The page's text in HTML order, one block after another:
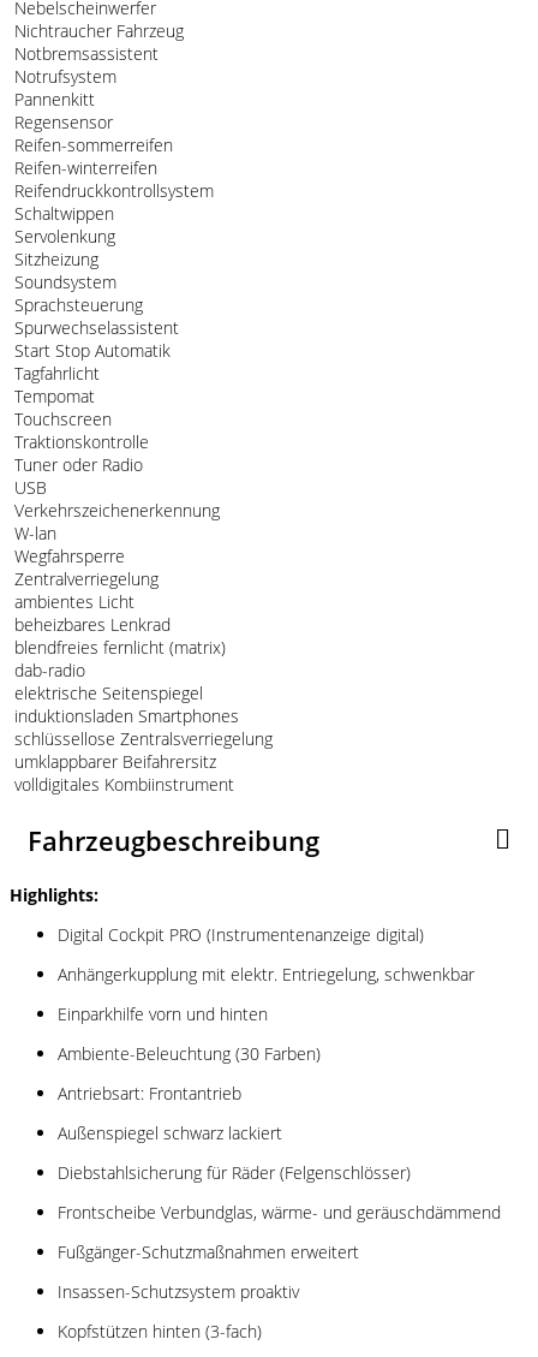
Nebelscheinwerfer
Nichtraucher Fahrzeug
Notbremsassistent
Notrufsystem
Pannenkitt
Regensensor
Reifen-sommerreifen
Reifen-winterreifen
Reifendruckkontrollsystem
Schaltwippen
Servolenkung
Sitzheizung
Soundsystem
Sprachsteuerung
Spurwechselassistent
Start Stop Automatik
Tagfahrlicht
Tempomat
Touchscreen
Traktionskontrolle
Tuner oder Radio
USB
Verkehrszeichenerkennung
W-lan
Wegfahrsperre
Zentralverriegelung
ambientes Licht
beheizbares Lenkrad
blendfreies fernlicht (matrix)
dab-radio
elektrische Seitenspiegel
induktionsladen Smartphones
schlüssellose Zentralsverriegelung
umklappbarer Beifahrersitz
volldigitales Kombiinstrument
Fahrzeugbeschreibung
Highlights:
Digital Cockpit PRO (Instrumentenanzeige digital)
Anhängerkupplung mit elektr. Entriegelung, schwenkbar
Einparkhilfe vorn und hinten
Ambiente-Beleuchtung (30 Farben)
Antriebsart: Frontantrieb
Außenspiegel schwarz lackiert
Diebstahlsicherung für Räder (Felgenschlösser)
Frontscheibe Verbundglas, wärme- und geräuschdämmend
Fußgänger-Schutzmaßnahmen erweitert
Insassen-Schutzsystem proaktiv
Kopfstützen hinten (3-fach)